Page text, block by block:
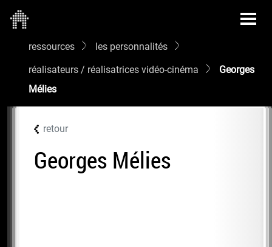
ressources
les personnalités
réalisateurs / réalisatrices vidéo-cinéma
Georges
Mélies
retour
Georges Mélies